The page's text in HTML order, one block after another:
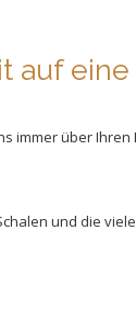
auf eine
immer über Ihren
und die